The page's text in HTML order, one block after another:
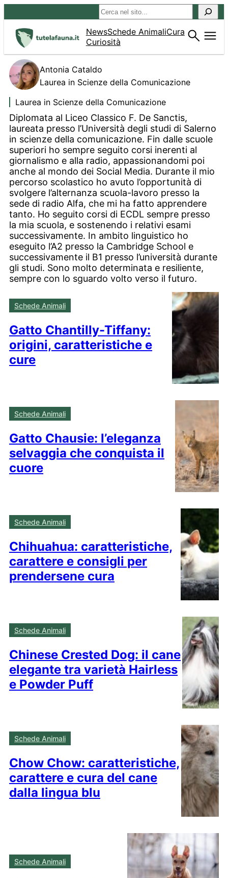
al
contenuto
Cerca
NewsSchede AnimaliCura
Curiosità
Antonia Cataldo
Laurea in Scienze della Comunicazione
Laurea in Scienze della Comunicazione
Diplomata al Liceo Classico F. De Sanctis,
laureata presso l’Università degli studi di Salerno
in scienze della comunicazione. Fin dalle scuole
superiori ho sempre seguito corsi inerenti al
giornalismo e alla radio, appassionandomi poi
anche al mondo dei Social Media. Durante il mio
percorso scolastico ho avuto l’opportunità di
svolgere l’alternanza scuola-lavoro presso la
sede di radio Alfa, che mi ha fatto apprendere
tanto. Ho seguito corsi di ECDL sempre presso
la mia scuola, e sostenendo i relativi esami
successivamente. In ambito linguistico ho
eseguito l’A2 presso la Cambridge School e
successivamente il B1 presso l’università durante
gli studi. Sono molto determinata e resiliente,
sempre con lo sguardo volto verso il futuro.
Schede Animali
Gatto Chantilly-Tiffany:
origini, caratteristiche e
cure
Schede Animali
Gatto Chausie: l’eleganza
selvaggia che conquista il
cuore
Schede Animali
Chihuahua: caratteristiche,
carattere e consigli per
prendersene cura
Schede Animali
Chinese Crested Dog: il cane
elegante tra varietà Hairless
e Powder Puff
Schede Animali
Chow Chow: caratteristiche,
carattere e cura del cane
dalla lingua blu
Schede Animali